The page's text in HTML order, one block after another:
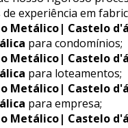
experiência em
Metálico| Castelo
para condomínios;
Metálico| Castelo
para loteamentos;
Metálico| Castelo
para empresa;
Metálico| Castelo